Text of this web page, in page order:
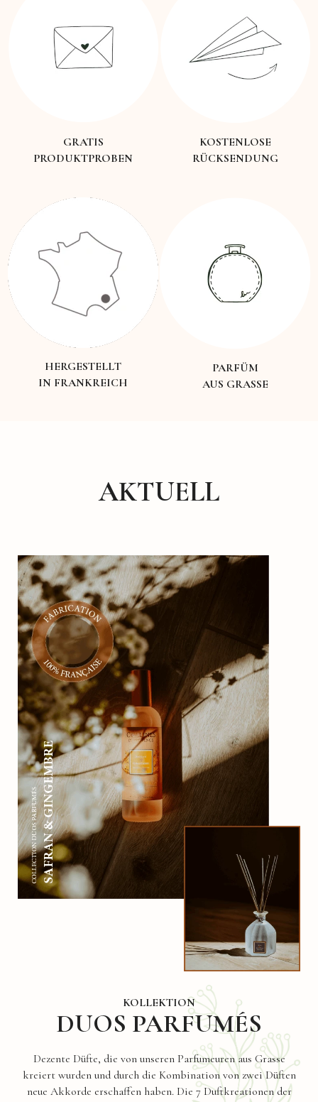
GRATIS
PRODUKTPROBEN
KOSTENLOSE
RÜCKSENDUNG
HERGESTELLT
IN FRANKREICH
PARFÜM
AUS GRASSE
AKTUELL
KOLLEKTION
DUOS PARFUMÉS
Dezente Düfte, die von unseren Parfumeuren aus Grasse
kreiert wurden und durch die Kombination von zwei Düften
neue Akkorde erschaffen haben. Die 7 Duftkreationen der